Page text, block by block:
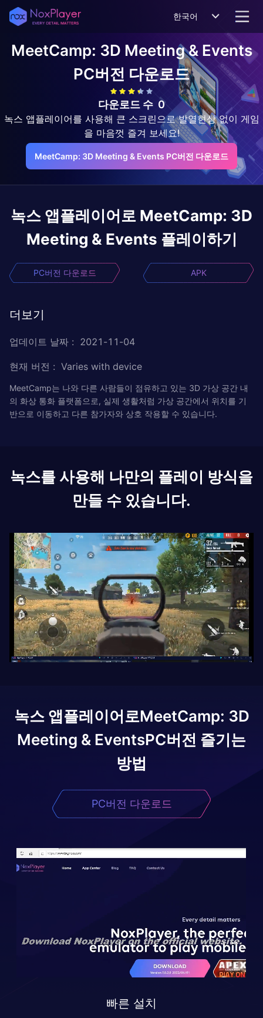
한국어
MeetCamp: 3D Meeting & Events
PC버전 다운로드
다운로드 수 0
녹스 앱플레이어를 사용해 큰 스크린으로 발열현상 없이 게임
을 마음껏 즐겨 보세요!
MeetCamp: 3D Meeting & Events PC버전 다운로드
녹스 앱플레이어로 MeetCamp: 3D
Meeting & Events 플레이하기
PC버전 다운로드 APK
더보기
업데이트 날짜 : 2021-11-04
현재 버전 : Varies with device
MeetCamp는 나와 다른 사람들이 점유하고 있는 3D 가상 공간 내
의 화상 통화 플랫폼으로, 실제 생활처럼 가상 공간에서 위치를 기
반으로 이동하고 다른 참가자와 상호 작용할 수 있습니다.
녹스를 사용해 나만의 플레이 방식을
만들 수 있습니다.
녹스 앱플레이어로MeetCamp: 3D
Meeting & EventsPC버전 즐기는
방법
PC버전 다운로드
빠른 설치